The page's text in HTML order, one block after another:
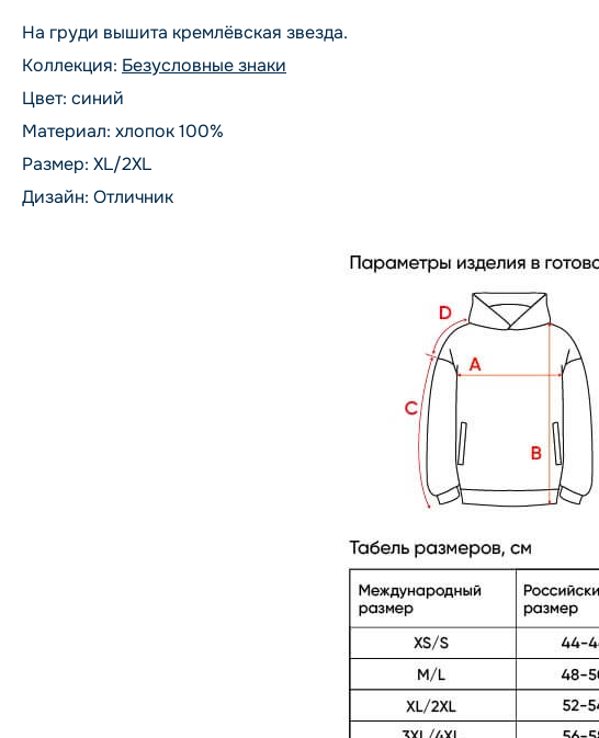
На груди вышита кремлёвская звезда.
Коллекция: Безусловные знаки
Цвет: синий
Материал: хлопок 100%
Размер: XL/2XL
Дизайн: Отличник